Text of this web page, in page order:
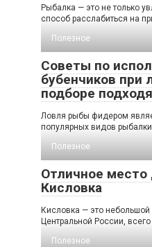
Рыбалка — это не только
способ расслабиться на
Полезное
Советы по
бубенчиков при
подборе
Ловля рыбы фидером
популярных видов
Полезное
Отличное
Кисловка
Кисловка — это
Центральной России,
Полезное